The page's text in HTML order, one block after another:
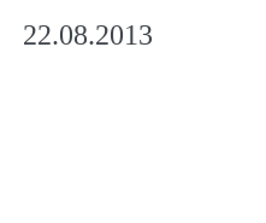
22.08.2013